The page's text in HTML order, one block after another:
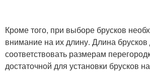
Кроме того, при выборе брусков
внимание на их длину. Длина
соответствовать размерам
достаточной для установки брусков